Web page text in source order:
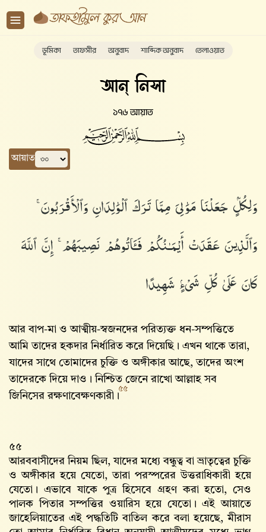
ভূমিকা তাফসীর অনুবাদ শাব্দিক অনুবাদ তেলাওয়াত
আন্ নিসা
১৭৬ আয়াত
আয়াত
وَلِكُلٍّۢ جَعَلْنَا مَوَٰلِىَ مِمَّا تَرَكَ ٱلْوَٰلِدَانِ وَٱلْأَقْرَبُونَ ۚ
وَٱلَّذِينَ عَقَدَتْ أَيْمَـٰنُكُمْ فَـَٔاتُوهُمْ نَصِيبَهُمْ ۚ إِنَّ ٱللَّهَ
كَانَ عَلَىٰ كُلِّ شَىْءٍۢ شَهِيدًا
আর বাপ-মা ও আত্মীয়-স্বজনদের পরিত্যক্ত ধন-সম্পত্তিতে
আমি তাদের হকদার নির্ধারিত করে দিয়েছি। এখন থাকে তারা,
যাদের সাথে তোমাদের চুক্তি ও অঙ্গীকার আছে, তাদের অংশ
তাদেরকে দিয়ে দাও। নিশ্চিত জেনে রাখো আল্লাহ‌ সব
জিনিসের রক্ষণাবেক্ষণকারী।
৫৫
৫৫
আরববাসীদের নিয়ম ছিল, যাদের মধ্যে বন্ধুত্ব বা ভ্রাতৃত্বের চুক্তি
ও অঙ্গীকার হয়ে যেতো, তারা পরস্পরের উত্তরাধিকারী হয়ে
যেতো। এভাবে যাকে পুত্র হিসেবে গ্রহণ করা হতো, সেও
পালক পিতার সম্পত্তির ওয়ারিস হয়ে যেতো। এই আয়াতে
জাহেলিয়াতের এই পদ্ধতিটি বাতিল করে বলা হয়েছে, মীরাস